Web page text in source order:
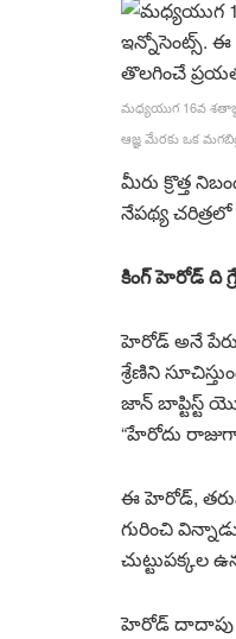
మధ్యయుగ 16వ
ఆజ్ఞ మేరకు ఒక
మీరు క్రొత్త
నేపథ్య
కింగ్ హెరోడ్ ది
హెరోడ్ అనే
శ్రేణిని
జాన్ బాప్టిస్ట్
“హేరోదు
ఈ హెరోడ్,
గురించి
చుట్టుపక్కల
హెరోడ్ దాదాపు